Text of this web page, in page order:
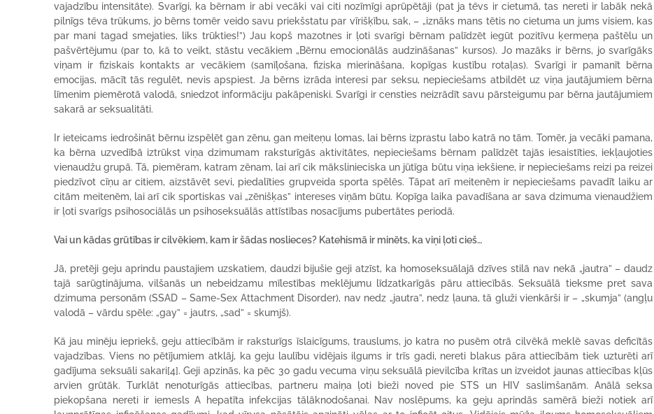
vajadzību intensitāte). Svarīgi, ka bērnam ir abi vecāki vai citi nozīmīgi aprūpētāji (pat ja tēvs ir cietumā, tas nereti ir labāk nekā
pilnīgs tēva trūkums, jo bērns tomēr veido savu priekšstatu par vīrišķību, sak, – „iznāks mans tētis no cietuma un jums visiem, kas
par mani tagad smejaties, liks trūkties!”) Jau kopš mazotnes ir ļoti svarīgi bērnam palīdzēt iegūt pozitīvu ķermeņa paštēlu un
pašvērtējumu (par to, kā to veikt, stāstu vecākiem „Bērnu emocionālās audzināšanas” kursos). Jo mazāks ir bērns, jo svarīgāks
viņam ir fiziskais kontakts ar vecākiem (samīļošana, fiziska mierināšana, kopīgas kustību rotaļas). Svarīgi ir pamanīt bērna
emocijas, mācīt tās regulēt, nevis apspiest. Ja bērns izrāda interesi par seksu, nepieciešams atbildēt uz viņa jautājumiem bērna
līmenim piemērotā valodā, sniedzot informāciju pakāpeniski. Svarīgi ir censties neizrādīt savu pārsteigumu par bērna jautājumiem
sakarā ar seksualitāti.
Ir ieteicams iedrošināt bērnu izspēlēt gan zēnu, gan meiteņu lomas, lai bērns izprastu labo katrā no tām. Tomēr, ja vecāki pamana,
ka bērna uzvedībā iztrūkst viņa dzimumam raksturīgās aktivitātes, nepieciešams bērnam palīdzēt tajās iesaistīties, iekļaujoties
vienaudžu grupā. Tā, piemēram, katram zēnam, lai arī cik mākslinieciska un jūtīga būtu viņa iekšiene, ir nepieciešams reizi pa reizei
piedzīvot cīņu ar citiem, aizstāvēt sevi, piedalīties grupveida sporta spēlēs. Tāpat arī meitenēm ir nepieciešams pavadīt laiku ar
citām meitenēm, lai arī cik sportiskas vai „zēnišķas” intereses viņām būtu. Kopīga laika pavadīšana ar sava dzimuma vienaudžiem
ir ļoti svarīgs psihosociālās un psihoseksuālās attīstības nosacījums pubertātes periodā.
Vai un kādas grūtības ir cilvēkiem, kam ir šādas noslieces? Katehismā ir minēts, ka viņi ļoti cieš…
Jā, pretēji geju aprindu paustajiem uzskatiem, daudzi bijušie geji atzīst, ka homoseksuālajā dzīves stilā nav nekā „jautra” – daudz
tajā sarūgtinājuma, vilšanās un nebeidzamu mīlestības meklējumu līdzatkarīgās pāru attiecībās. Seksuālā tieksme pret sava
dzimuma personām (SSAD – Same-Sex Attachment Disorder), nav nedz „jautra”, nedz ļauna, tā gluži vienkārši ir – „skumja” (angļu
valodā – vārdu spēle: „gay” = jautrs, „sad” = skumjš).
Kā jau minēju iepriekš, geju attiecībām ir raksturīgs īslaicīgums, trauslums, jo katra no pusēm otrā cilvēkā meklē savas deficītās
vajadzības. Viens no pētījumiem atklāj, ka geju laulību vidējais ilgums ir trīs gadi, nereti blakus pāra attiecībām tiek uzturēti arī
gadījuma seksuāli sakari[4]. Geji apzinās, ka pēc 30 gadu vecuma viņu seksuālā pievilcība krītas un izveidot jaunas attiecības kļūs
arvien grūtāk. Turklāt nenoturīgās attiecības, partneru maiņa ļoti bieži noved pie STS un HIV saslimšanām. Anālā seksa
piekopšana nereti ir iemesls A hepatīta infekcijas tālāknodošanai. Nav noslēpums, ka geju aprindās samērā bieži notiek arī